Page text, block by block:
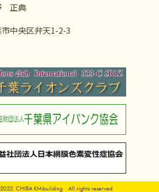
正典
中央区弁天1-2-3
CHIBA KM-building All rights reserved